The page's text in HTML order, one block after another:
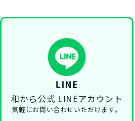
LINE
和から公式 LINEアカウント
気軽にお問い合わせいただけます。